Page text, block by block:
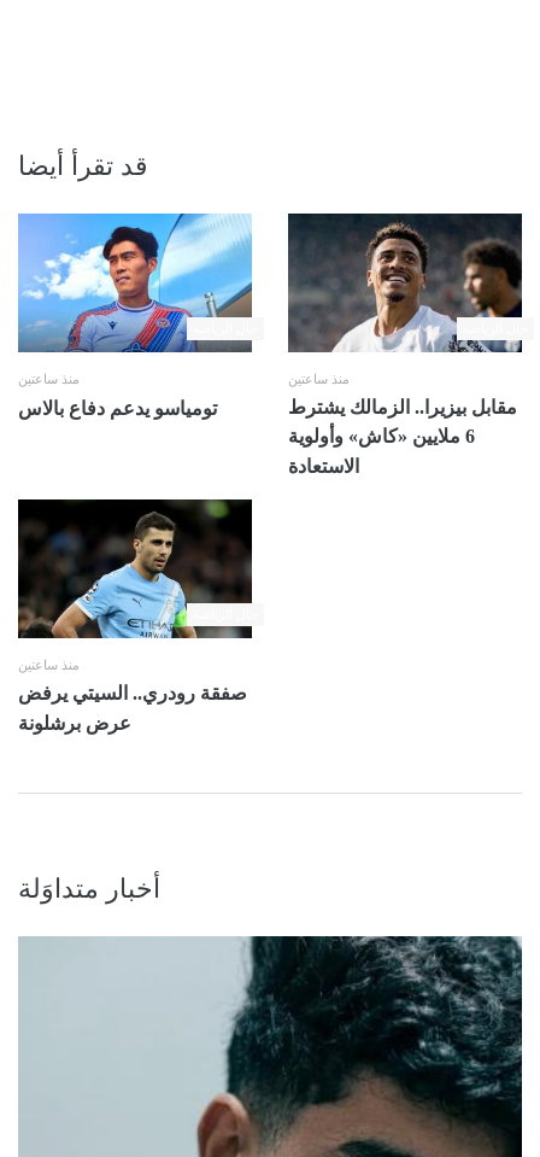
قد تقرأ أيضا
منذ ساعتين
تومياسو يدعم دفاع بالاس
منذ ساعتين
مقابل بيزيرا.. الزمالك يشترط
6 ملايين «كاش» وأولوية
الاستعادة
منذ ساعتين
صفقة رودري.. السيتي يرفض
عرض برشلونة
أخبار متداوَلة